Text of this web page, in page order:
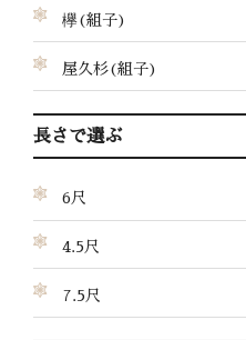
欅(組子)
屋久杉(組子)
長さで選ぶ
6尺
4.5尺
7.5尺